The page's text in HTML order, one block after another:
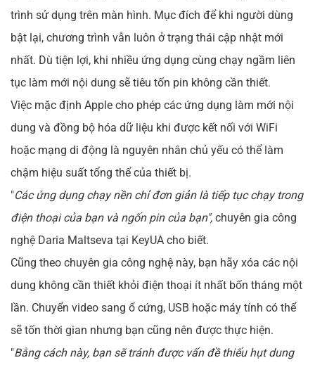
trình sử dụng trên màn hình. Mục đích để khi người dùng
bật lại, chương trình vẫn luôn ở trạng thái cập nhật mới
nhất. Dù tiện lợi, khi nhiều ứng dụng cùng chạy ngầm liên
tục làm mới nội dung sẽ tiêu tốn pin không cần thiết.
Việc mặc định Apple cho phép các ứng dụng làm mới nội
dung và đồng bộ hóa dữ liệu khi được kết nối với WiFi
hoặc mạng di động là nguyên nhân chủ yếu có thể làm
chậm hiệu suất tổng thể của thiết bị.
"Các ứng dụng chạy nền chỉ đơn giản là tiếp tục chạy trong
điện thoại của bạn và ngốn pin của bạn", chuyên gia công
nghệ Daria Maltseva tại KeyUA cho biết.
Cũng theo chuyên gia công nghệ này, bạn hãy xóa các nội
dung không cần thiết khỏi điện thoại ít nhất bốn tháng một
lần. Chuyển video sang ổ cứng, USB hoặc máy tính có thể
sẽ tốn thời gian nhưng bạn cũng nên được thực hiện.
"Bằng cách này, bạn sẽ tránh được vấn đề thiếu hụt dung